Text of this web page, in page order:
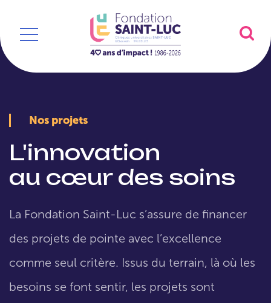
Nos projets
L'innovation
au cœur des soins
La Fondation Saint-Luc s’assure de financer
des projets de pointe avec l’excellence
comme seul critère. Issus du terrain, là où les
besoins se font sentir, les projets sont